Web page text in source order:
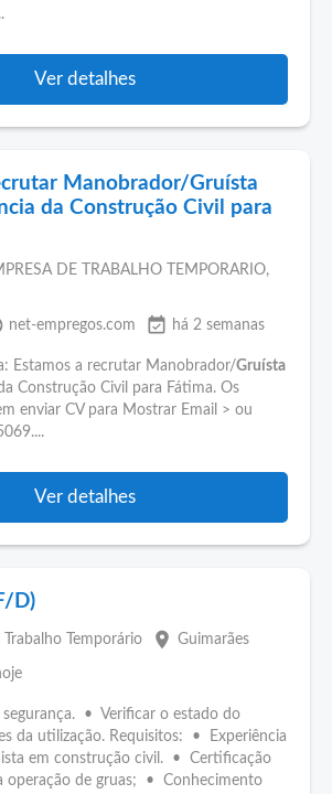
Ver detalhes
Manobrador/Gruísta
da Construção Civil para
DE TRABALHO TEMPORARIO,
net-empregos.com event_available há 2 semanas
Estamos a recrutar Manobrador/Gruísta
Construção Civil para Fátima. Os
enviar CV para Mostrar Email > ou
Ver detalhes
D)
Temporário place Guimarães
• Verificar o estado do
da utilização. Requisitos: • Experiência
em construção civil. • Certificação
operação de gruas; • Conhecimento